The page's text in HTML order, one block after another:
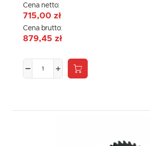
Cena netto:
715,00 zł
Cena brutto:
879,45 zł